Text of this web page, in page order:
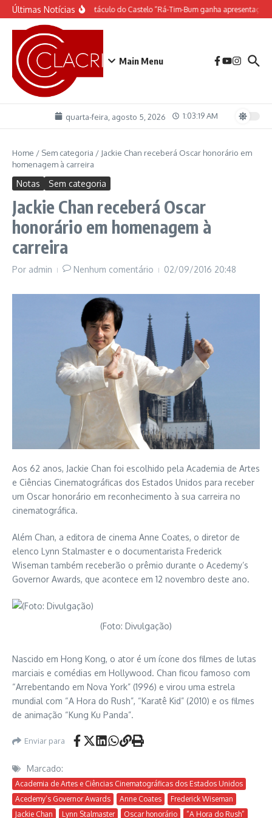
Ir para o conteúdo
Últimas NotíciasO espetáculo do Castelo “Rá-Tim-Bum ganha apresentação
Main Menu
quarta-feira, agosto 5, 2026 1:03:20 AM
Home / Sem categoria / Jackie Chan receberá Oscar honorário em
homenagem à carreira
Notas Sem categoria
Jackie Chan receberá Oscar
honorário em homenagem à
carreira
Por admin Nenhum comentário 02/09/2016 20:48
Aos 62 anos, Jackie Chan foi escolhido pela Academia de Artes
e Ciências Cinematográficas dos Estados Unidos para receber
um Oscar honorário em reconhecimento à sua carreira no
cinematográfica.
Além Chan, a editora de cinema Anne Coates, o diretor de
elenco Lynn Stalmaster e o documentarista Frederick
Wiseman também receberão o prêmio durante o Acedemy’s
Governor Awards, que acontece em 12 novembro deste ano.
(Foto: Divulgação)
Nascido em Hong Kong, o ator é um ícone dos filmes de lutas
marciais e comédias em Hollywood. Chan ficou famoso com
“Arrebentando em Nova York” (1996) e virou uma estrela
mundial com “A Hora do Rush”, “Karatê Kid” (2010) e os filmes
de animação “Kung Ku Panda”.
Enviar para
Marcado:
Academia de Artes e Ciências Cinematográficas dos Estados Unidos
Acedemy’s Governor Awards
Anne Coates
Frederick Wiseman
Jackie Chan
Lynn Stalmaster Oscar honorário
“A Hora do Rush”